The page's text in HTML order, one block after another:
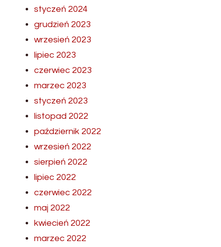
styczeń 2024
grudzień 2023
wrzesień 2023
lipiec 2023
czerwiec 2023
marzec 2023
styczeń 2023
listopad 2022
październik 2022
wrzesień 2022
sierpień 2022
lipiec 2022
czerwiec 2022
maj 2022
kwiecień 2022
marzec 2022